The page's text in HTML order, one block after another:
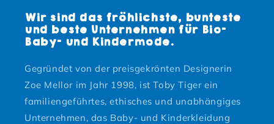
Wir sind das fröhlichste, bunteste
und beste Unternehmen für Bio-
Baby- und Kindermode.
Gegründet von der preisgekrönten Designerin
Zoe Mellor im Jahr 1998, ist Toby Tiger ein
familiengeführtes, ethisches und unabhängiges
Unternehmen, das Baby- und Kinderkleidung